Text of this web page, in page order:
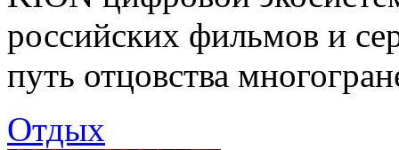
российских фильмов и
путь отцовства
Отдых